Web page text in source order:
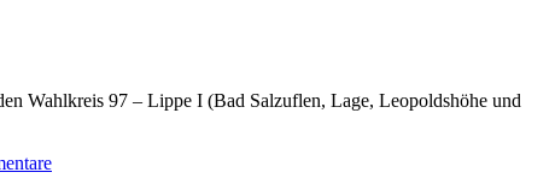
Wahlkreis 97 – Lippe I (Bad Salzuflen, Lage, Leopoldshöhe und